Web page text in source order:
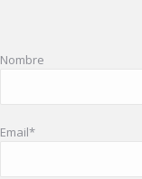
Nombre
Email*